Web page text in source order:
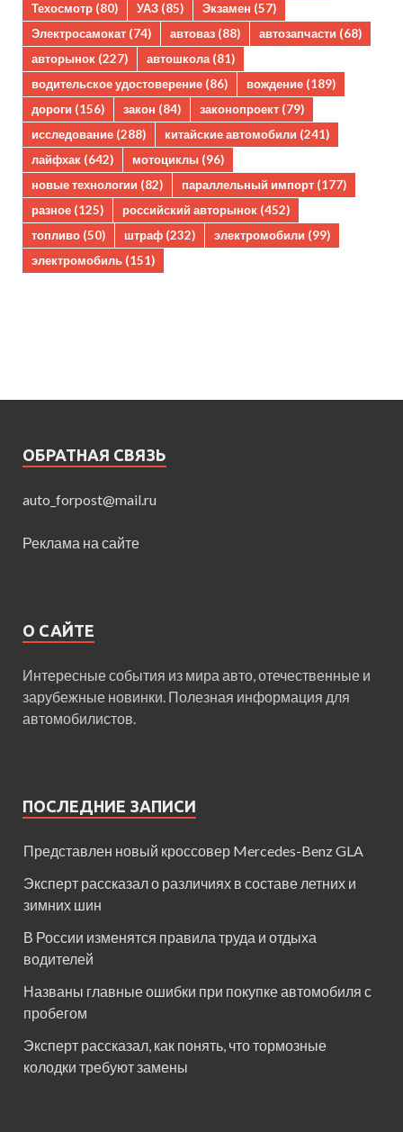
Техосмотр (80) УАЗ (85) Экзамен (57)
Электросамокат (74) автоваз (88) автозапчасти (68)
авторынок (227) автошкола(81)
водительское удостоверение (86) вождение (189)
дороги (156) закон (84) законопроект (79)
исследование (288) китайские автомобили (241)
лайфхак (642) мотоциклы (96)
новые технологии (82) параллельный импорт (177)
разное (125) российский авторынок (452)
топливо (50) штраф (232) электромобили (99)
электромобиль (151)
ОБРАТНАЯ СВЯЗЬ
auto_forpost@mail.ru
Реклама на сайте
О САЙТЕ
Интересные события из мира авто, отечественные и
зарубежные новинки. Полезная информация для
автомобилистов.
ПОСЛЕДНИЕ ЗАПИСИ
Представлен новый кроссовер Mercedes-Benz GLA
Эксперт рассказал о различиях в составе летних и
зимних шин
В России изменятся правила труда и отдыха
водителей
Названы главные ошибки при покупке автомобиля с
пробегом
Эксперт рассказал, как понять, что тормозные
колодки требуют замены